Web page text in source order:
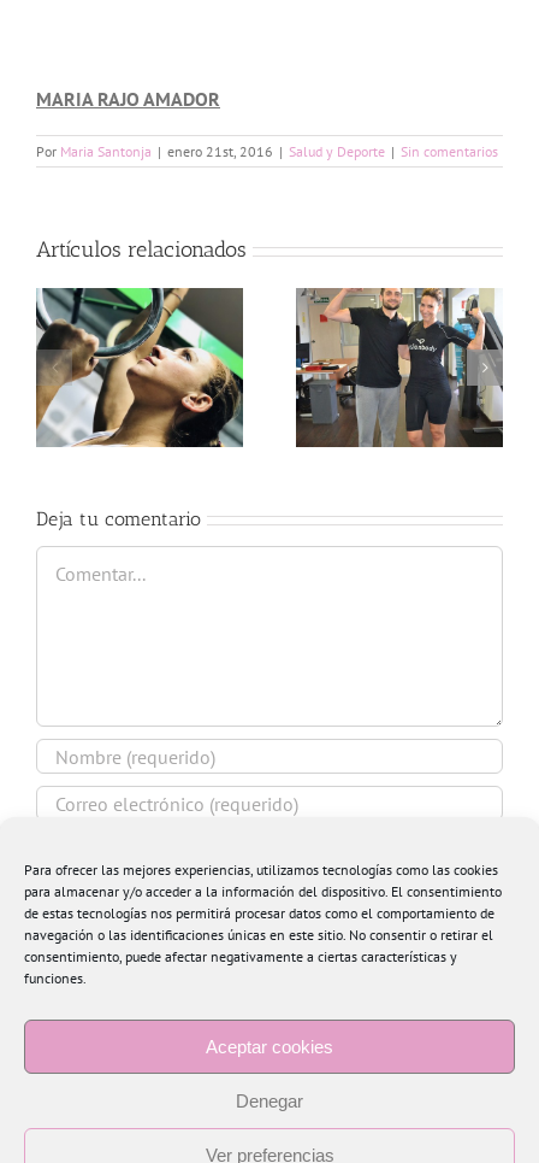
Para ofrecer las mejores experiencias, utilizamos tecnologías como las cookies
para almacenar y/o acceder a la información del dispositivo. El consentimiento
de estas tecnologías nos permitirá procesar datos como el comportamiento de
navegación o las identificaciones únicas en este sitio. No consentir o retirar el
consentimiento, puede afectar negativamente a ciertas características y
funciones.
Aceptar cookies
Denegar
Ver preferencias
MARIA RAJO AMADOR
Por Maria Santonja | enero 21st, 2016 | Salud y Deporte | Sin comentarios
Artículos relacionados
Electroestimulación
en Feelness
Alcoy
Entrena
diferente con
Kiko y Adam
Training
Deja tu comentario
Comentar
Guardar mi nombre, email y sitio web en este
navegador para la próxima vez que comente.